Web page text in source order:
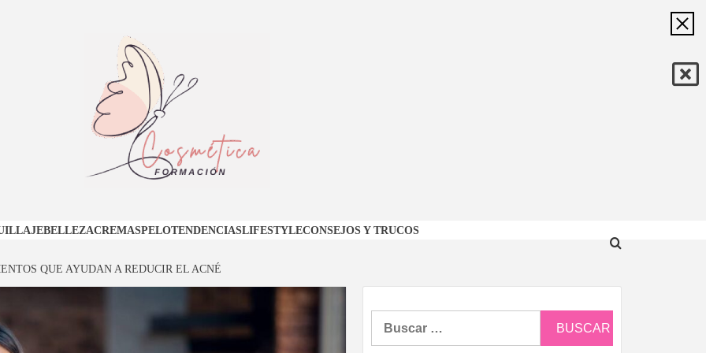
BELLEZACREMASPELOTENDENCIASLIFESTYLECONSEJOS Y TRUCOS
QUE AYUDAN A REDUCIR EL ACNÉ